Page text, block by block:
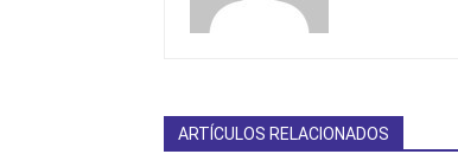
ARTÍCULOS RELACIONADOS